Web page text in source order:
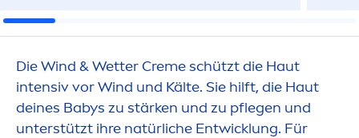
Die Wind & Wetter Cremeschützt die Haut
intensiv vor Wind und Kälte. Sie hilft, die Haut
deines Babys zu stärken und zu pflegen und
unterstützt ihre natürliche Entwicklung. Für